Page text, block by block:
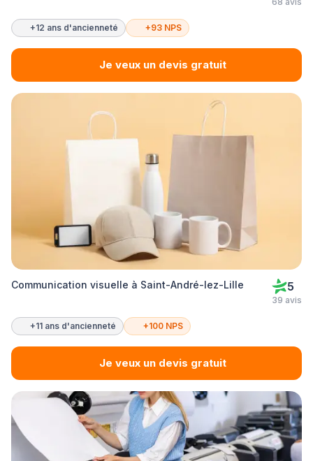
+12 ans d'ancienneté +93 NPS
Je veux un devis gratuit
Communication visuelle à Saint-André-lez-Lille 5
39 avis
+11 ans d'ancienneté +100 NPS
Je veux un devis gratuit